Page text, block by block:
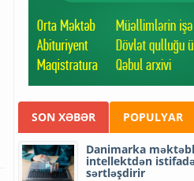
SON XƏBƏR POPULYAR
Danimarka
intellektdən
sərtləşdirir